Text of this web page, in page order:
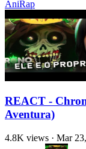
AniRap
REACT -
Aventura)
4.8K views · Mar